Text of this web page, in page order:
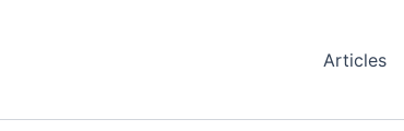
Articles